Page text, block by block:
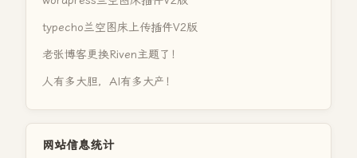
typecho兰空图床上传插件V2版
老张博客更换Riven主题了！
人有多大胆，AI有多大产！
网站信息统计